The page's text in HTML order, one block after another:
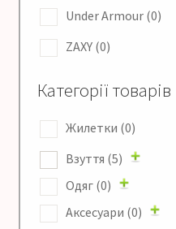
Under Armour (0)
ZAXY (0)
Категорії товарів
Жилетки (0)
Взуття (5)
Одяг (0)
Аксесуари (0)